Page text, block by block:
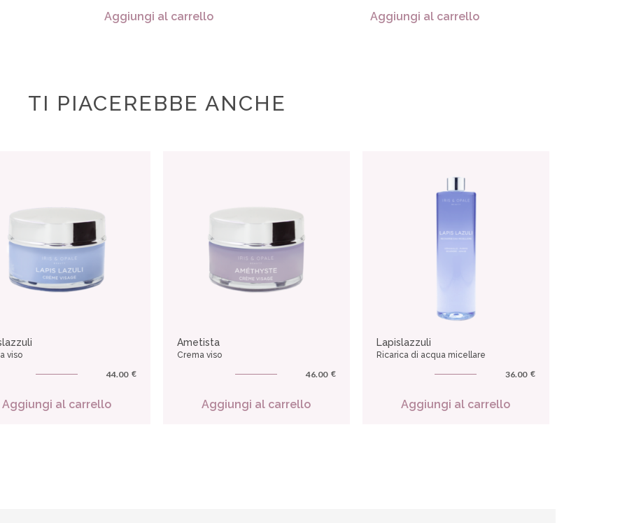
Aggiungi al carrello Aggiungi al carrello
TI PIACEREBBE ANCHE
viso
44.00 €
Aggiungi al carrello
Ametista
Crema viso
46.00 €
Aggiungi al carrello
Lapislazzuli
Ricarica di acqua micellare
36.00 €
Aggiungi al carrello